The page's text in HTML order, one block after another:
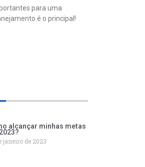
para uma
é o principal!
alcançar minhas metas
janeiro de 2023